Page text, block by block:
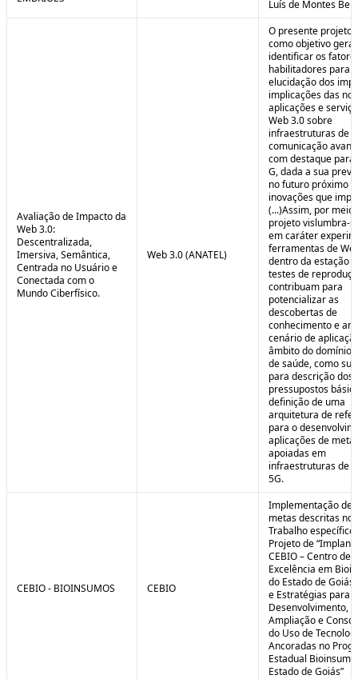
Luís de Montes
Avaliação de Impacto da
Web 3.0:
Descentralizada,
Imersiva, Semântica,
Centrada no Usuário e
Conectada com o
Mundo Ciberfísico.
Web 3.0 (ANATEL)
O presente projeto
como objetivo geral
identificar os
habilitadores para a
elucidação dos
implicações das
aplicações e
Web 3.0 sobre
infraestruturas de
comunicação
com destaque para
G, dada a sua
no futuro próximo
inovações que
(...)Assim, por meio
projeto vislumbra-
em caráter
ferramentas de
dentro da estação
testes de
contribuam para
potencializar as
descobertas de
conhecimento e
cenário de
âmbito do domínio
de saúde, como
para descrição dos
pressupostos
definição de uma
arquitetura de
para o
aplicações de
apoiadas em
infraestruturas de
5G.
CEBIO - BIOINSUMOS CEBIO
Implementação de
metas descritas no
Trabalho específico
Projeto de
CEBIO – Centro de
Excelência em
do Estado de Goiás
e Estratégias para o
Desenvolvimento,
Ampliação e
do Uso de
Ancoradas no
Estadual
Estado de Goiás”